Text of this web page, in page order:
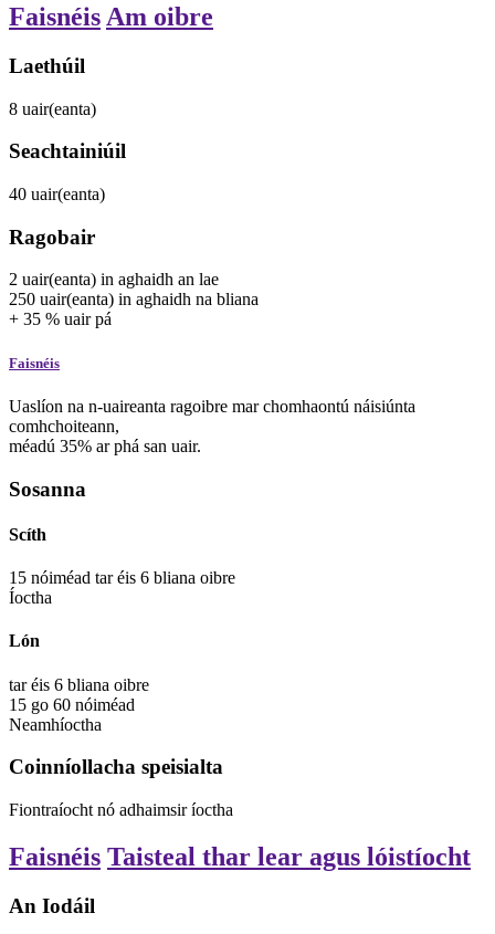
Faisnéis Am oibre
Laethúil
8 uair(eanta)
Seachtainiúil
40 uair(eanta)
Ragobair
2 uair(eanta) in aghaidh an lae
250 uair(eanta) in aghaidh na bliana
+ 35 % uairpá
Faisnéis
Uaslíon na n-uaireanta ragoibre mar chomhaontú náisiúnta
comhchoiteann,
méadú 35% ar phá san uair.
Sosanna
Scíth
15 nóiméad tar éis 6 bliana oibre
Íoctha
Lón
tar éis 6 bliana oibre
15 go 60 nóiméad
Neamhíoctha
Coinníollacha speisialta
Fiontraíocht nó adhaimsiríoctha
Faisnéis Taisteal thar lear agus lóistíocht
An Iodáil